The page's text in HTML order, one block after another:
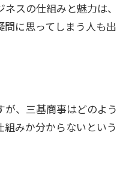
スの仕組みと魅力は、
に思ってしまう人も出
、三基商事はどのよう
みか分からないという